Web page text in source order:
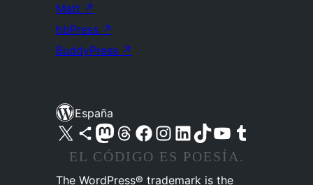
Matt ↗
bbPress ↗
BuddyPress ↗
España
Visita nuestra cuenta de X (anteriormente Twitter)
Visita nuestra cuenta de Bluesky
Visita nuestra cuenta de Mastodon
Visita nuestra cuenta de Threads
Visita nuestra página de Facebook
Visita nuestra cuenta de Instagram
Visita nuestra cuenta de LinkedIn
Visita nuestra cuenta de TikTok
Visita nuestro canal de YouTube
Visita nuestra cuenta de Tumblr
EL CÓDIGO ES POESÍA.
The WordPress® trademark is the